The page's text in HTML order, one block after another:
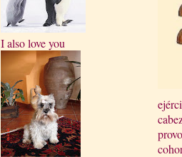
I also love you